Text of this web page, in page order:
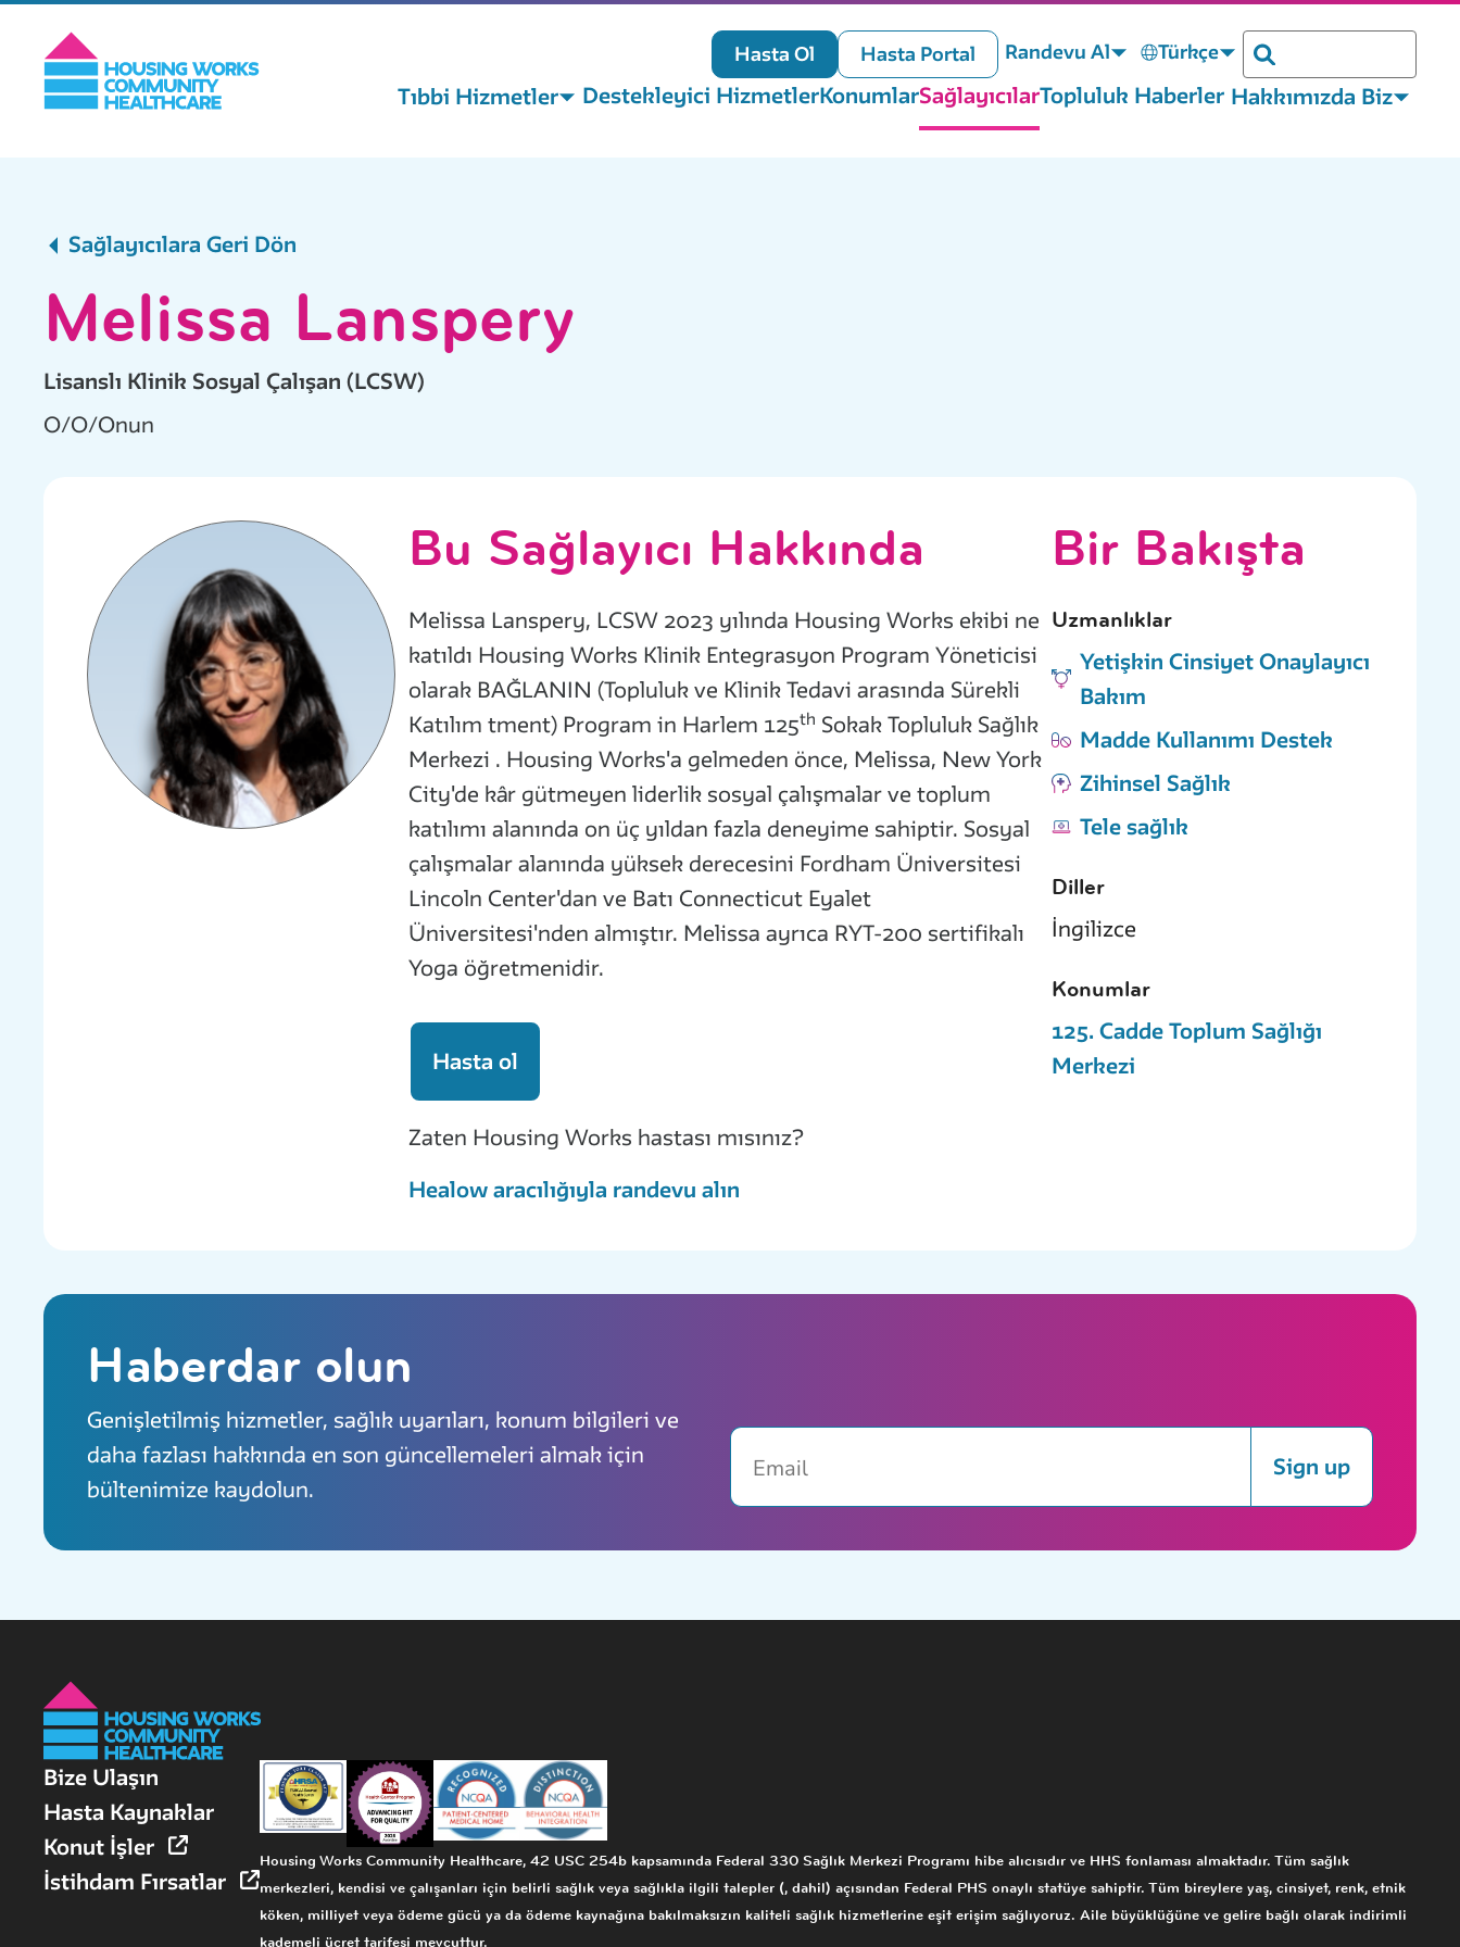
Hasta Ol Hasta Portal Randevu Al Türkçe
Aramak
Tıbbi Hizmetler Destekleyici HizmetlerKonumlarSağlayıcılarTopluluk Haberler Hakkımızda Biz
Sağlayıcılara Geri Dön
Melissa Lanspery
Lisanslı Klinik Sosyal Çalışan (LCSW)
O/O/Onun
Bir Bakışta
Uzmanlıklar
Yetişkin Cinsiyet Onaylayıcı
Bakım
Madde Kullanımı Destek
Zihinsel Sağlık
Tele sağlık
Diller
İngilizce
Konumlar
125. Cadde Toplum Sağlığı
Merkezi
Bu Sağlayıcı Hakkında
Melissa Lanspery, LCSW 2023 yılında Housing Works ekibi ne
katıldı Housing Works Klinik Entegrasyon Program Yöneticisi
olarak BAĞLANIN (Topluluk ve Klinik Tedavi arasında Sürekli
Katılım tment) Program in Harlem 125th Sokak Topluluk Sağlık
Merkezi . Housing Works'a gelmeden önce, Melissa, New York
City'de kâr gütmeyen liderlik sosyal çalışmalar ve toplum
katılımı alanında on üç yıldan fazla deneyime sahiptir. Sosyal
çalışmalar alanında yüksek derecesini Fordham Üniversitesi
Lincoln Center'dan ve Batı Connecticut Eyalet
Üniversitesi'nden almıştır. Melissa ayrıca RYT-200 sertifikalı
Yoga öğretmenidir.
Hasta ol
Zaten Housing Works hastası mısınız?
Healow aracılığıyla randevu alın
Haberdar olun
Genişletilmiş hizmetler, sağlık uyarıları, konum bilgileri ve
daha fazlası hakkında en son güncellemeleri almak için
bültenimize kaydolun.
Email
Sign up
Bize Ulaşın
Hasta Kaynaklar
Konut İşler
İstihdam Fırsatlar
Housing Works Community Healthcare, 42 USC 254b kapsamında Federal 330 Sağlık Merkezi Programı hibe alıcısıdır ve HHS fonlaması almaktadır. Tüm sağlık
merkezleri, kendisi ve çalışanları için belirli sağlık veya sağlıkla ilgili talepler (, dahil) açısından Federal PHS onaylı statüye sahiptir. Tüm bireylere yaş, cinsiyet, renk, etnik
köken, milliyet veya ödeme gücü ya da ödeme kaynağına bakılmaksızın kaliteli sağlık hizmetlerine eşit erişim sağlıyoruz. Aile büyüklüğüne ve gelire bağlı olarak indirimli
kademeli ücret tarifesi mevcuttur.